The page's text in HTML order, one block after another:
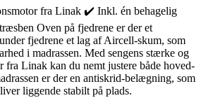
fra Linak ✔️ Inkl. én behagelig
Oven på fjedrene er der et
fjedrene et lag af Aircell-skum, som
i madrassen. Med sengens stærke og
fra Linak kan du nemt justere både hoved-
er der en antiskrid-belægning, som
liggende stabilt på plads.